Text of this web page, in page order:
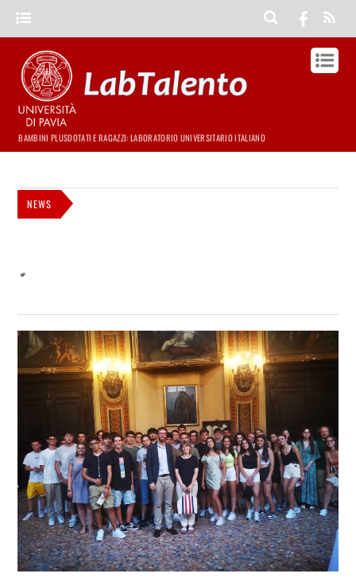
BAMBINI PLUSDOTATI E RAGAZZI: LABORATORIO UNIVERSITARIO ITALIANO
NEWS